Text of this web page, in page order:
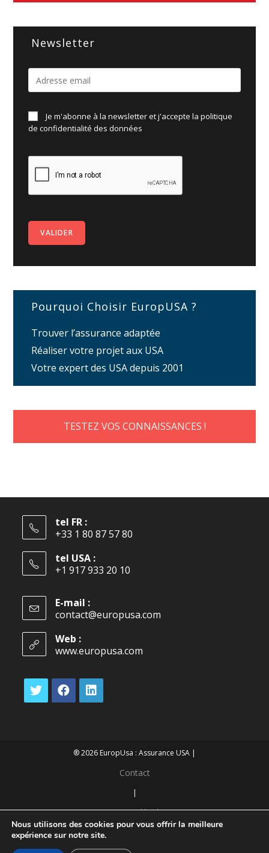
Newsletter
Je m'abonne à la newsletter et j'accepte la politique
deconfidentialité des données
Pourquoi Choisir EuropUSA ?
Trouver l’assurance adaptée
Réaliser votre projet aux USA
Votre expert des USA depuis 2001
TESTEZ VOS CONNAISSANCES !
tel FR :
+33 1 80 87 57 80
tel USA :
+1 917 933 20 10
E-mail :
contact@europusa.com
Web :
www.europusa.com
® 2026 EuropUsa : Assurance USA |
Contact
|
Mentions légales
Nous utilisons des cookies pour vous offrir la meilleure
expérience sur notre site.